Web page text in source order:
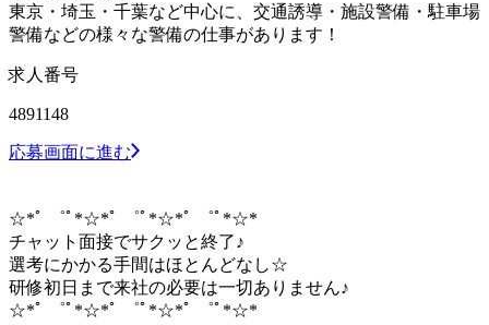
東京・埼玉・千葉など中心に、交通誘導・施設警備・駐車場
警備などの様々な警備の仕事があります！
求人番号
4891148
応募画面に進む
☆*ﾟ ゜ﾟ*☆*ﾟ ゜ﾟ*☆*ﾟ ゜ﾟ*☆*
チャット面接でサクッと終了♪
選考にかかる手間はほとんどなし☆
研修初日まで来社の必要は一切ありません♪
☆*ﾟ ゜ﾟ*☆*ﾟ ゜ﾟ*☆*ﾟ ゜ﾟ*☆*